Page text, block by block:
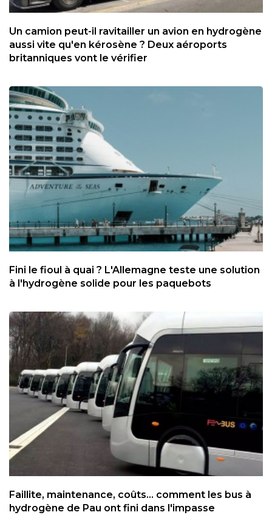
Un camion peut-il ravitailler un avion en hydrogène
aussi vite qu'en kérosène ? Deux aéroports
britanniques vont le vérifier
Fini le fioul à quai ? L'Allemagne teste une solution
à l'hydrogène solide pour les paquebots
Faillite, maintenance, coûts... comment les bus à
hydrogène de Pau ont fini dans l'impasse